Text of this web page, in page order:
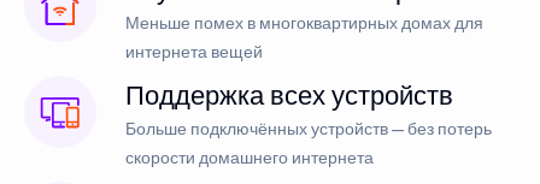
Меньше помех в многоквартирных домах для
интернета вещей
Поддержка всех устройств
Больше подключённых устройств — без потерь
скорости домашнего интернета